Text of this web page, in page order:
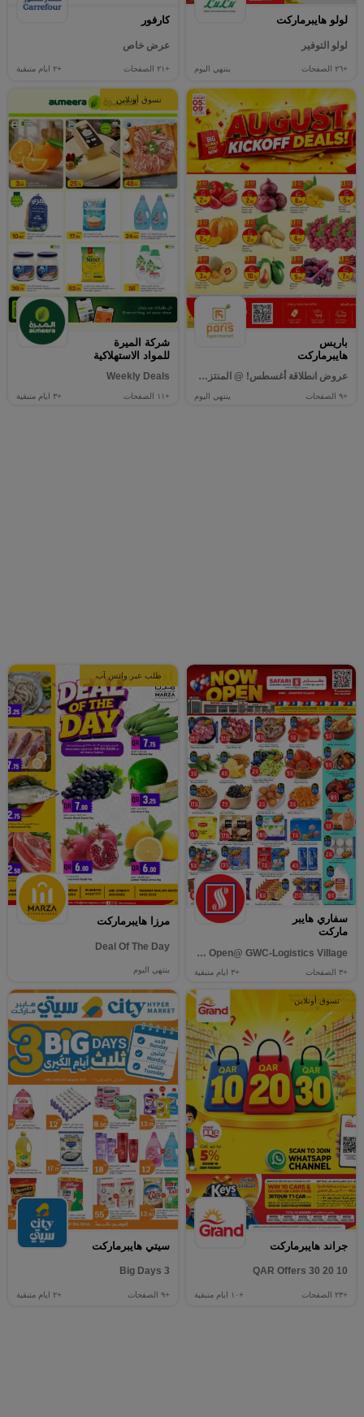
لولو هايبرماركت
لولو التوفير
+٢٦ الصفحات ينتهي اليوم
كارفور
عرض خاص
+٢١ الصفحات +٢ ايام متبقية
باريس
هايبرماركت
عروض انطلاقة أغسطس! @ المنتزه، الوكرة
+٩ الصفحات ينتهي اليوم
تسوق أونلاين
شركة الميرة
للمواد الاستهلاكية
Weekly Deals
+١١ الصفحات +٣ ايام متبقية
سفاري هايبر
ماركت
Now Open@ GWC-Logistics Village
+٣ الصفحات +٣ ايام متبقية
طلب عبر واتس آب
مرزا هايبرماركت
Deal Of The Day
ينتهي اليوم
تسوق أونلاين
جراند هايبرماركت
10 20 30 QAR Offers
+٢٣ الصفحات +١٠ ايام متبقية
سيتي هايبرماركت
3 Big Days
+٩ الصفحات +٢ ايام متبقية